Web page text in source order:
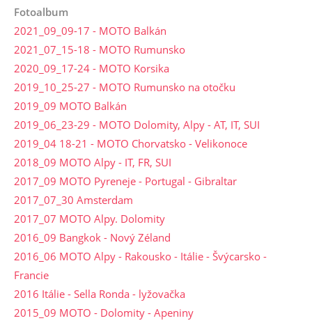
Fotoalbum
2021_09_09-17 - MOTO Balkán
2021_07_15-18 - MOTO Rumunsko
2020_09_17-24 - MOTO Korsika
2019_10_25-27 - MOTO Rumunsko na otočku
2019_09 MOTO Balkán
2019_06_23-29 - MOTO Dolomity, Alpy - AT, IT, SUI
2019_04 18-21 - MOTO Chorvatsko - Velikonoce
2018_09 MOTO Alpy - IT, FR, SUI
2017_09 MOTO Pyreneje - Portugal - Gibraltar
2017_07_30 Amsterdam
2017_07 MOTO Alpy. Dolomity
2016_09 Bangkok - Nový Zéland
2016_06 MOTO Alpy - Rakousko - Itálie - Švýcarsko -
Francie
2016 Itálie - Sella Ronda - lyžovačka
2015_09 MOTO - Dolomity - Apeniny